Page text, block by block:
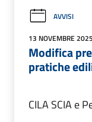
AVVISI
13 NOVEMBRE 2025
Modifica
pratiche
CILA SCIA e